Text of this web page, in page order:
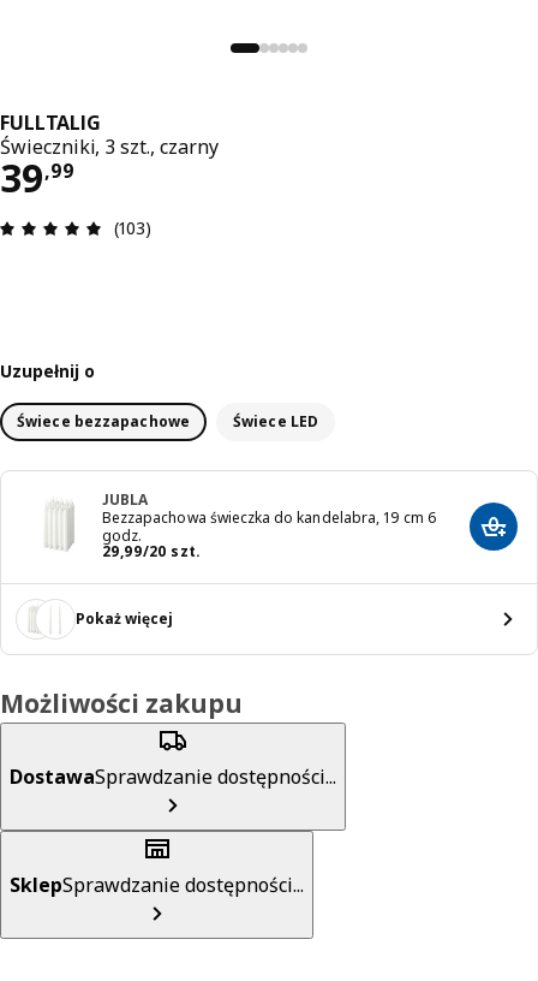
FULLTALIG
Świeczniki, 3 szt., czarny
39,99
Cena 39,99
Opinia: 4.9 na 5 gwiazdki. Recenzje ogółem: 103
(103)
Uzupełnij o
Świece bezzapachowe Świece LED
JUBLA
Bezzapachowa świeczka do kandelabra, 19 cm 6
godz.
29,99/20 szt.
Cena 29,99/20 szt.
Pokaż więcej
Możliwości zakupu
DostawaSprawdzanie dostępności...
SklepSprawdzanie dostępności...